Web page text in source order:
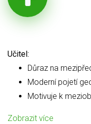
Učitel:
Důraz na
Moderní pojetí
Motivuje k
Zobrazit více